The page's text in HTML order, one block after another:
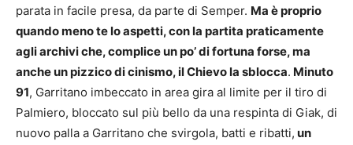
parata in facile presa, da parte di Semper. Ma è proprio
quando meno te lo aspetti, con la partita praticamente
agli archivi che, complice un po’ di fortuna forse, ma
anche un pizzico di cinismo, il Chievo la sblocca. Minuto
91, Garritano imbeccato in area gira al limite per il tiro di
Palmiero, bloccato sul più bello da una respinta di Giak, di
nuovo palla a Garritano che svirgola, batti e ribatti, un